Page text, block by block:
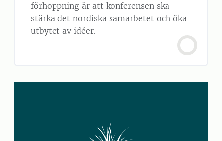
förhoppning är att konferensen ska
stärka det nordiska samarbetet och öka
utbytet av idéer.